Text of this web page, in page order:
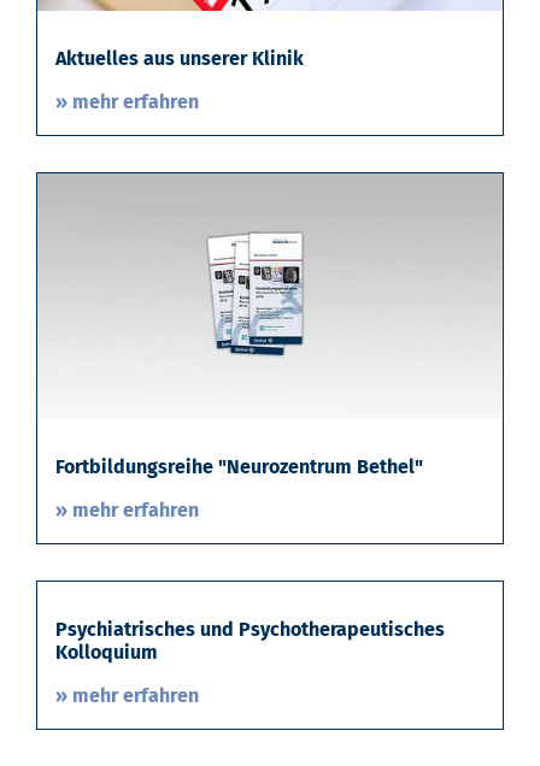
Aktuelles aus unserer Klinik
» mehr erfahren
Fortbildungsreihe "Neurozentrum Bethel"
» mehr erfahren
Psychiatrisches und Psychotherapeutisches
Kolloquium
» mehr erfahren